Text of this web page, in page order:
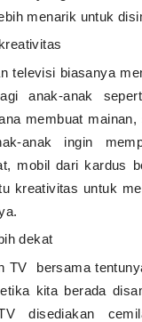
menarik untuk
televisi biasanya
anak-anak
membuat
anak ingin
mobil dari kardus
kreativitas untuk
dekat
TV
bersama
kita berada
disediakan